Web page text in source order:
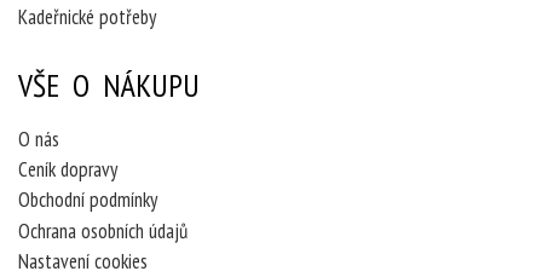
Kadeřnické potřeby
VŠE O NÁKUPU
O nás
Ceník dopravy
Obchodní podmínky
Ochrana osobních údajů
Nastavení cookies